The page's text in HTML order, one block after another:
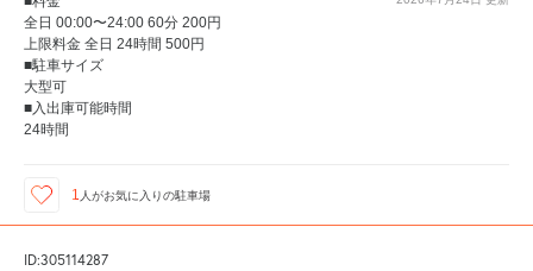
全日 00:00〜24:00 60分 200円
上限料金 全日 24時間 500円
■駐車サイズ
大型可
■入出庫可能時間
24時間
1 人がお気に入りの駐車場
ID:305114287